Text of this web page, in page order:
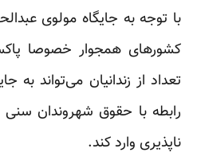
با توجه به جایگاه مولوی
کشورهای همجوار خصوصا
تعداد از زندانیان می‌تواند به
رابطه با حقوق شهروندان
ناپذیری وارد کند.